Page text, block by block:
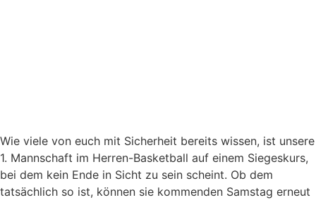
Wie viele von euch mit Sicherheit bereits wissen, ist unsere
1. Mannschaft im Herren-Basketball auf einem Siegeskurs,
bei dem kein Ende in Sicht zu sein scheint. Ob dem
tatsächlich so ist, können sie kommenden Samstag erneut